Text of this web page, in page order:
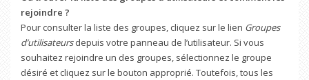
rejoindre ?
Pour consulter la liste des groupes, cliquez sur le lien Groupes
d’utilisateursdepuis votre panneau de l’utilisateur. Si vous
souhaitez rejoindre un des groupes, sélectionnez le groupe
désiré et cliquez sur le bouton approprié. Toutefois, tous les